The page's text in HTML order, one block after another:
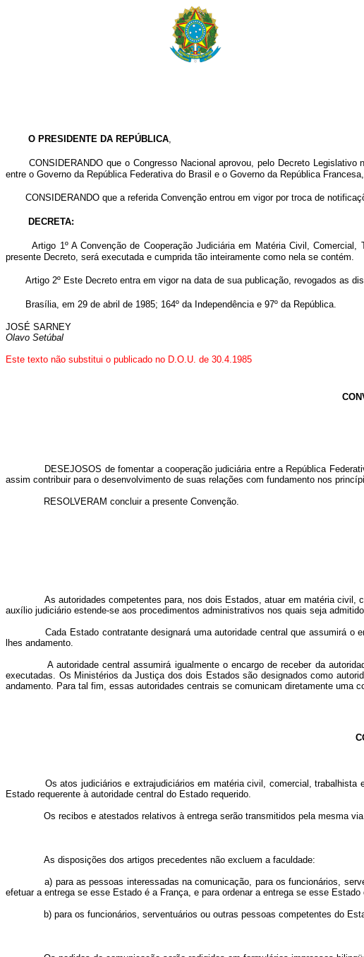
O PRESIDENTE DA REPÚBLICA,
CONSIDERANDO que o Congresso Nacional aprovou, pelo Decreto
entre o Governo da República Federativa do Brasil e o Governo da República
CONSIDERANDO que a referida Convenção entrou em vigor por troca de
DECRETA:
Artigo 1º A Convenção de Cooperação Judiciária em Matéria Civil,
presente Decreto, será executada e cumprida tão inteiramente como nela se contém.
Artigo 2º Este Decreto entra em vigor na data de sua publicação, revogados as
Brasília, em 29 de abril de 1985; 164º da Independência e 97º da República.
JOSÉ SARNEY
Olavo Setúbal
Este texto não substitui o publicado no D.O.U. de 30.4.1985
DESEJOSOS de fomentar a cooperação judiciária entre a República
assim contribuir para o desenvolvimento de suas relações com fundamento nos
RESOLVERAM concluir a presente Convenção.
As autoridades competentes para, nos dois Estados, atuar em matéria civil,
auxílio judiciário estende-se aos procedimentos administrativos nos quais seja
Cada Estado contratante designará uma autoridade central que assumirá o
lhes andamento.
A autoridade central assumirá igualmente o encargo de receber da
executadas. Os Ministérios da Justiça dos dois Estados são designados como
andamento. Para tal fim, essas autoridades centrais se comunicam diretamente uma
Os atos judiciários e extrajudiciários em matéria civil, comercial, trabalhista
Estado requerente à autoridade central do Estado requerido.
Os recibos e atestados relativos à entrega serão transmitidos pela mesma
As disposições dos artigos precedentes não excluem a faculdade:
a) para as pessoas interessadas na comunicação, para os funcionários,
efetuar a entrega se esse Estado é a França, e para ordenar a entrega se esse Estado
b) para os funcionários, serventuários ou outras pessoas competentes do